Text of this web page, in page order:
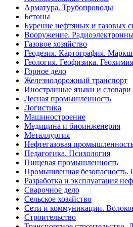
Арматура. Трубопроводы
Бетоны
Бурение нефтяных и газовых
Вооружение.
Газовое хозяйство
Геодезия. Картография.
Геология. Геофизика. Геохимия
Горное дело
Железнодорожный транспорт
Иностранные языки и словари
Лесная промышленность
Логистика
Машиностроение
Медицина и биоинженерия
Металлургия
Нефтегазовая
Педагогика. Психология
Пищевая промышленность
Промышленная безопасность.
Разработка и эксплуатация
Сварочное дело
Сельское хозяйство
Сети и коммуникации.
Строительство